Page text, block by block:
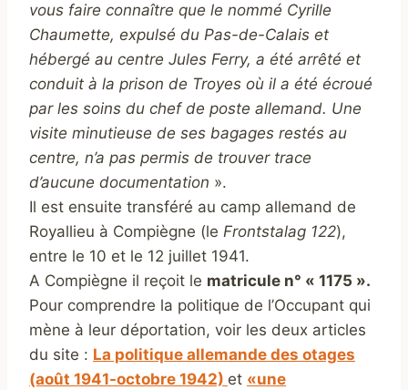
vous faire connaître que le nommé Cyrille
Chaumette, expulsé du Pas-de-Calais et
hébergé au centre Jules Ferry, a été arrêté et
conduit à la prison de Troyes où il a été écroué
par les soins du chef de poste allemand. Une
visite minutieuse de ses bagages restés au
centre, n’a pas permis de trouver trace
d’aucune documentation ».
Il est ensuite transféré au camp allemand de
Royallieu à Compiègne (le Frontstalag 122),
entre le 10 et le 12 juillet 1941.
A Compiègne il reçoit le matricule n° « 1175 ».
Pour comprendre la politique de l’Occupant qui
mène à leur déportation, voir les deux articles
du site : La politique allemande des otages
(août 1941-octobre 1942) et «une